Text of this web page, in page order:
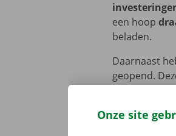
een hoop
beladen.
Daarnaast
geopend.
zijspiegel
Onze site